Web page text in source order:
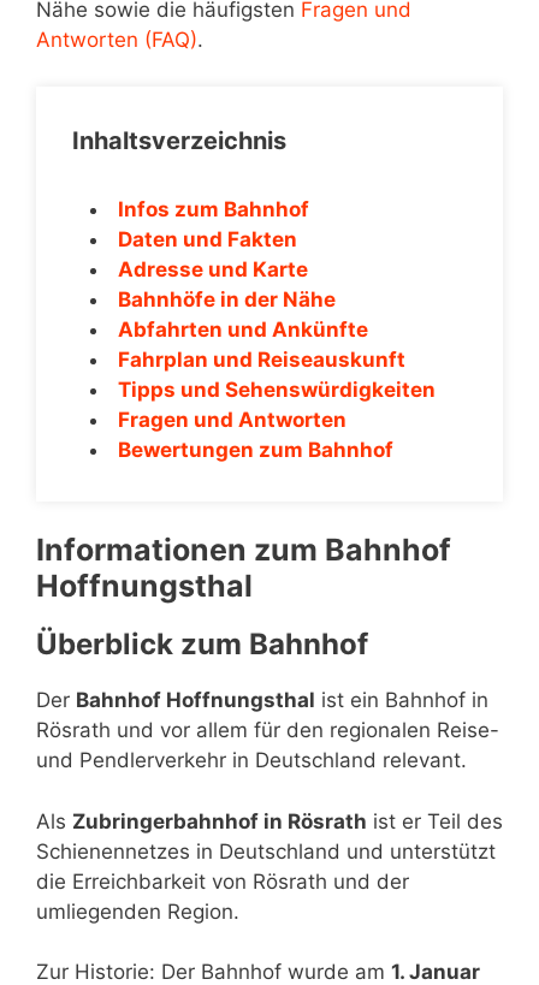
Nähe sowie die häufigsten Fragen und
Antworten (FAQ).
Inhaltsverzeichnis
Infos zum Bahnhof
Daten und Fakten
Adresse und Karte
Bahnhöfe in der Nähe
Abfahrten und Ankünfte
Fahrplan und Reiseauskunft
Tipps und Sehenswürdigkeiten
Fragen und Antworten
Bewertungen zum Bahnhof
Informationen zum Bahnhof
Hoffnungsthal
Überblick zum Bahnhof
Der Bahnhof Hoffnungsthal ist ein Bahnhof in
Rösrath und vor allem für den regionalen Reise-
und Pendlerverkehr in Deutschland relevant.
Als Zubringerbahnhof in Rösrath ist er Teil des
Schienennetzes in Deutschland und unterstützt
die Erreichbarkeit von Rösrath und der
umliegenden Region.
Zur Historie: Der Bahnhof wurde am 1. Januar